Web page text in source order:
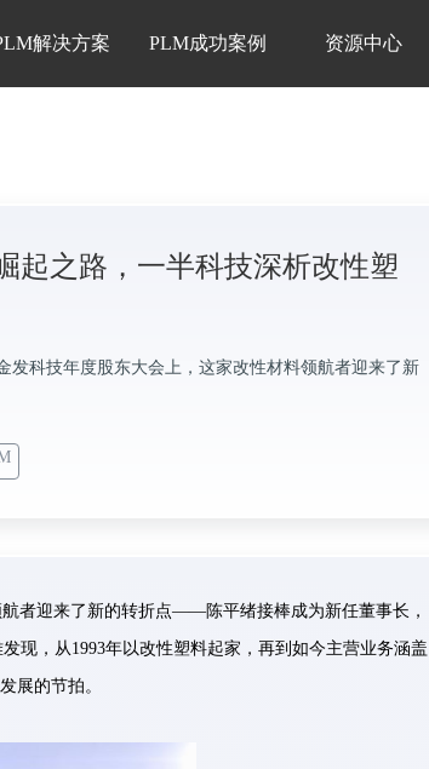
解决方案 PLM成功案例 资源中心
起之路，一半科技深析改性塑
发科技年度股东大会上，这家改性材料领航者迎来了新
者迎来了新的转折点——陈平绪接棒成为新任董事长，
现，从1993年以改性塑料起家，再到如今主营业务涵盖
展的节拍。